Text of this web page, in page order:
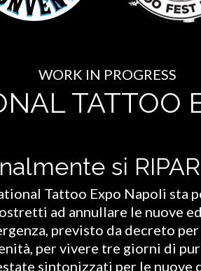
WORK IN PROGRESS
TATTOO
si
Tattoo Expo Napoli sta
ad annullare le nuove
previsto da decreto
per vivere tre giorni di
sintonizzati per le nuove